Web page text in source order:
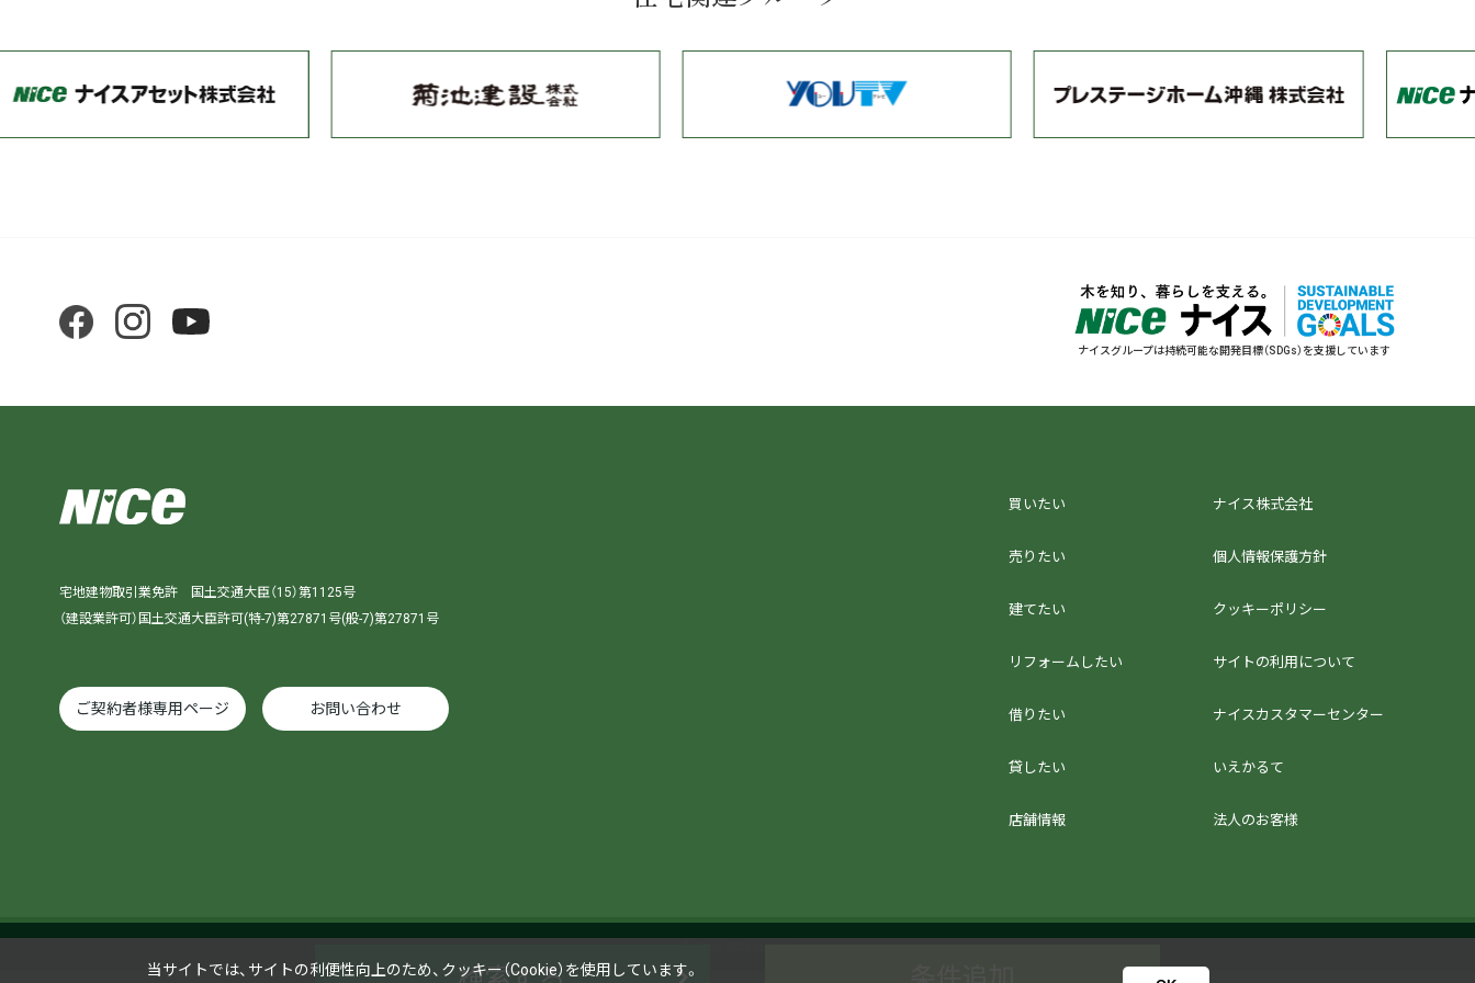
ナイスグループは持続可能な開発目標（SDGs）を支援しています
宅地建物取引業免許 国土交通大臣（15）第1125号
（建設業許可）国土交通大臣許可(特-7)第27871号(般-7)第27871号
ご契約者様専用ページ お問い合わせ
買いたい
売りたい
建てたい
リフォームしたい
借りたい
貸したい
店舗情報
ナイス株式会社
個人情報保護方針
クッキーポリシー
サイトの利用について
ナイスカスタマーセンター
いえかるて
法人のお客様
当サイトでは、サイトの利便性向上のため、クッキー（Cookie）を使用しています。